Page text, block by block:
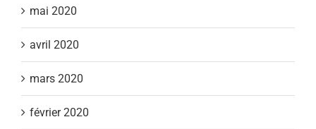
mai 2020
avril 2020
mars 2020
février 2020